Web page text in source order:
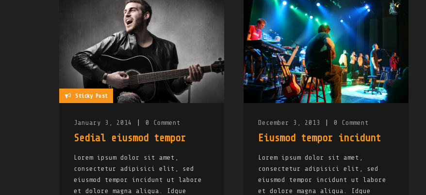
Sticky Post
January 3, 2014 0 Comment
Sedial eiusmod tempor
Lorem ipsum dolor sit amet,
consectetur adipisici elit, sed
eiusmod tempor incidunt ut labore
et dolore magna aliqua. Idque
December 3, 2013 0 Comment
Eiusmod tempor incidunt
Lorem ipsum dolor sit amet,
consectetur adipisici elit, sed
eiusmod tempor incidunt ut labore
et dolore magna aliqua. Idque